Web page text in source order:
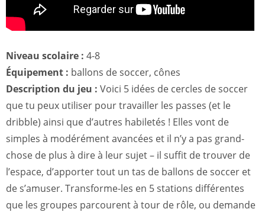
Niveau scolaire : 4-8
Équipement : ballons de soccer, cônes
Description du jeu : Voici 5 idées de cercles de soccer
que tu peux utiliser pour travailler les passes (et le
dribble) ainsi que d’autres habiletés ! Elles vont de
simples à modérément avancées et il n’y a pas grand-
chose de plus à dire à leur sujet – il suffit de trouver de
l’espace, d’apporter tout un tas de ballons de soccer et
de s’amuser. Transforme-les en 5 stations différentes
que les groupes parcourent à tour de rôle, ou demande